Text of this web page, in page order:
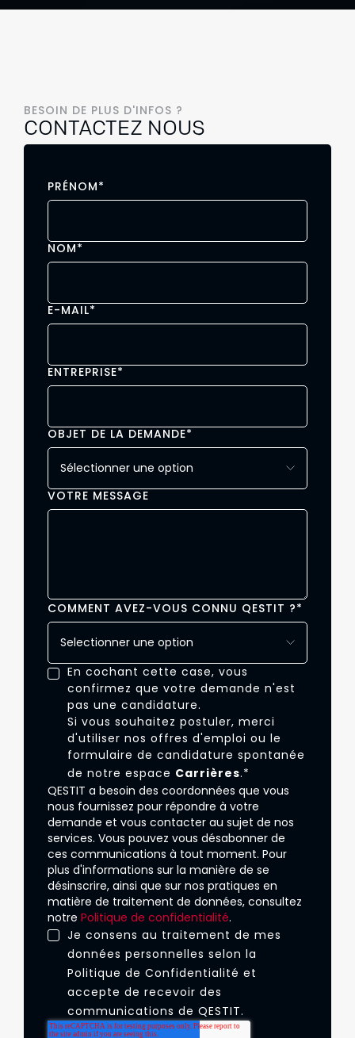
BESOIN DE PLUS D'INFOS ?
CONTACTEZ NOUS
PRÉNOM*
NOM*
E-MAIL*
ENTREPRISE*
OBJET DE LA DEMANDE*
VOTRE MESSAGE
COMMENT AVEZ-VOUS CONNU QESTIT ?*
En cochant cette case, vous
confirmez que votre demande n'est
pas une candidature.
Si vous souhaitez postuler, merci
d'utiliser nos offres d'emploi ou le
formulaire de candidature spontanée
de notre espace Carrières.*
QESTIT a besoin des coordonnées que vous
nous fournissez pour répondre à votre
demande et vous contacter au sujet de nos
services. Vous pouvez vous désabonner de
ces communications à tout moment. Pour
plus d'informations sur la manière de se
désinscrire, ainsi que sur nos pratiques en
matière de traitement de données, consultez
notre Politique de confidentialité.
Je consens au traitement de mes
données personnelles selon la
Politique de Confidentialité et
accepte de recevoir des
communications de QESTIT.